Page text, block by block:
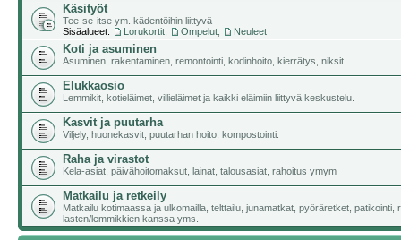
Käsityöt
Tee-se-itse ym. kädentöihin liittyvä
Sisäalueet:
Lorukortit Ompelut Neuleet
Koti ja asuminen
Asuminen, rakentaminen, remontointi, kodinhoito, kierrätys, niksit ...
Elukkaosio
Lemmikit, kotieläimet, villieläimet ja kaikki eläimiin liittyvä keskustelu.
Kasvit ja puutarha
Viljely, huonekasvit, puutarhan hoito, kompostointi.
Raha ja virastot
Kela-asiat, päivähoitomaksut, lainat, talousasiat, rahoitus ymym
Matkailu ja retkeily
Matkailu kotimaassa ja ulkomailla, telttailu, junamatkat, pyöräretket, patikointi,
lasten/lemmikkien kanssa yms.